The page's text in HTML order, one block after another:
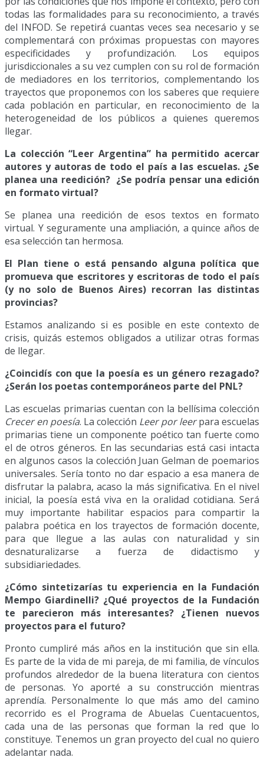
todas las formalidades para su reconocimiento, a través
del INFOD. Se repetirá cuantas veces sea necesario y se
complementará con próximas propuestas con mayores
especificidades y profundización. Los equipos
jurisdiccionales a su vez cumplen con su rol de formación
de mediadores en los territorios, complementando los
trayectos que proponemos con los saberes que requiere
cada población en particular, en reconocimiento de la
heterogeneidad de los públicos a quienes queremos
llegar.
La colección “Leer Argentina” ha permitido acercar
autores y autoras de todo el país a las escuelas. ¿Se
planea una reedición? ¿Se podría pensar una edición
en formato virtual?
Se planea una reedición de esos textos en formato
virtual. Y seguramente una ampliación, a quince años de
esa selección tan hermosa.
El Plan tiene o está pensando alguna política que
promueva que escritores y escritoras de todo el país
(y no solo de Buenos Aires) recorran las distintas
provincias?
Estamos analizando si es posible en este contexto de
crisis, quizás estemos obligados a utilizar otras formas
de llegar.
¿Coincidís con que la poesía es un género rezagado?
¿Serán los poetas contemporáneos parte del PNL?
Las escuelas primarias cuentan con la bellísima colección
Crecer en poesía. La colección Leer por leerpara escuelas
primarias tiene un componente poético tan fuerte como
el de otros géneros. En las secundarias está casi intacta
en algunos casos la colección Juan Gelman de poemarios
universales. Sería tonto no dar espacio a esa manera de
disfrutar la palabra, acaso la más significativa. En el nivel
inicial, la poesía está viva en la oralidad cotidiana. Será
muy importante habilitar espacios para compartir la
palabra poética en los trayectos de formación docente,
para que llegue a las aulas con naturalidad y sin
desnaturalizarse a fuerza de didactismo y
subsidiariedades.
¿Cómo sintetizarías tu experiencia en la Fundación
Mempo Giardinelli? ¿Qué proyectos de la Fundación
te parecieron más interesantes? ¿Tienen nuevos
proyectos para el futuro?
Pronto cumpliré más años en la institución que sin ella.
Es parte de la vida de mi pareja, de mi familia, de vínculos
profundos alrededor de la buena literatura con cientos
de personas. Yo aporté a su construcción mientras
aprendía. Personalmente lo que más amo del camino
recorrido es el Programa de Abuelas Cuentacuentos,
cada una de las personas que forman la red que lo
constituye. Tenemos un gran proyecto del cual no quiero
adelantar nada.